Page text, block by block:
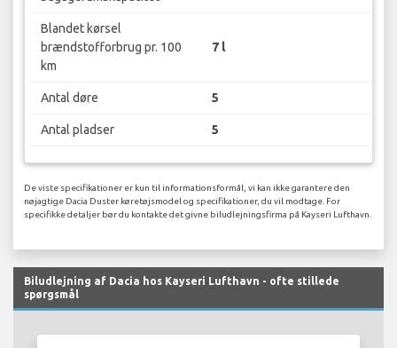
Blandet kørsel
brændstofforbrug pr. 100
km
7 l
Antal døre 5
Antal pladser 5
De viste specifikationer er kun til informationsformål, vi kan ikke garantere den
nøjagtige Dacia Duster køretøjsmodel og specifikationer, du vil modtage. For
specifikke detaljer bør du kontakte det givne biludlejningsfirma på Kayseri Lufthavn.
Biludlejning af Dacia hos Kayseri Lufthavn - ofte stillede
spørgsmål